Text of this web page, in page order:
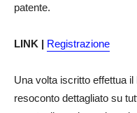
patente.
LINK | Registrazione
Una volta iscritto effettua il
resoconto dettagliato su